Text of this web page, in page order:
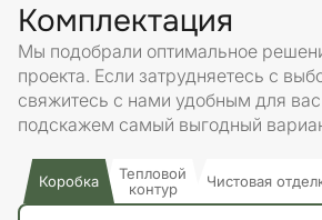
Комплектация
Мы подобрали оптимальное
проекта. Если затрудняетесь с
свяжитесь с нами удобным для
подскажем самый выгодный
Коробка
Тепловой
контур
Чистовая